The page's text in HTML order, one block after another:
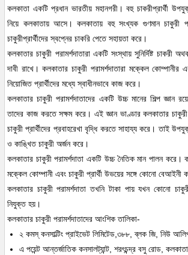
কলকাতা একটি প্রধান ভারতীয় মহানগরী। বহু চাকরীপ্রার্থী
নিয়ে কলকাতায় আসে। কলকাতায় বহু সংখ্যক গুণমান চাকুরী
চাকুরীপ্রার্থীদের স্বপ্নের চাকরি পেতে সহায়তা করে।
কলকাতার চাকুরী পরামর্শদাতারা একটি সংস্থায় সুনির্দিষ্ট চাকরী
দাবী রাখে। কলকাতার চাকুরী পরামর্শদাতারা মক্কেল কোম্পানীর
নিয়োজিত প্রার্থীদের মধ্যে স্বাধীনভাবে কাজ করে।
কলকাতার চাকুরী পরামর্শদাতাদের একটি উচ্চ মানের শিল্প জ্ঞান
তাদের কাজ করতে সক্ষম করে। এই জ্ঞান ভাণ্ডার কলকাতার চাকুরী
চাকুরী প্রার্থীদের প্রবাহরেখা বৃদ্ধি করতে সাহায্য করে। তাই
ও কাঙ্খিত চাকুরী অর্জন করে।
কলকাতার চাকুরী পরামর্শদাতা একটি উচ্চ নৈতিক মান পালন করে।
মক্কেল কোম্পানী এবং চাকুরী প্রার্থী উভয়ের সঙ্গে কোনো বেআইনী
কলকাতার চাকুরী পরামর্শদাতা তখনি টাকা পায় যখন কোনো চাকুরী
নিযুক্ত হয়।
কলকাতার চাকুরী পরামর্শদাতাদের আংশিক তালিকা-
২ কমস্ কনসাল্টিং প্রাইভেট লিমিটেড,৩৮৮, ব্লক জি, নিউ
এ পয়েন্ট আন্তর্জাতিক কনসালট্যান্ট, শরৎচন্দ্র বসু রোড,